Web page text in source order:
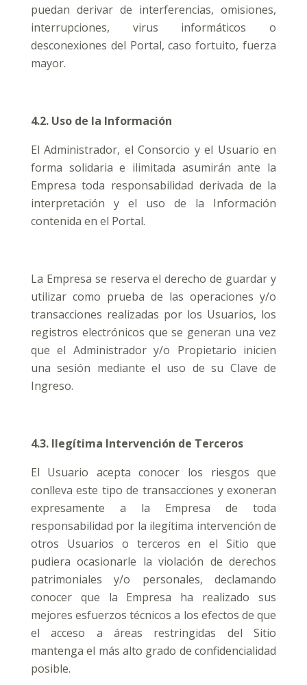
puedan derivar de interferencias, omisiones,
interrupciones, virus informáticos o
desconexiones del Portal, caso fortuito, fuerza
mayor.
4.2. Uso de la Información
El Administrador, el Consorcio y el Usuario en
forma solidaria e ilimitada asumirán ante la
Empresa toda responsabilidad derivada de la
interpretación y el uso de la Información
contenida en el Portal.
La Empresa se reserva el derecho de guardar y
utilizar como prueba de las operaciones y/o
transacciones realizadas por los Usuarios, los
registros electrónicos que se generan una vez
que el Administrador y/o Propietario inicien
una sesión mediante el uso de su Clave de
Ingreso.
4.3. Ilegítima Intervención de Terceros
El Usuario acepta conocer los riesgos que
conlleva este tipo de transacciones y exoneran
expresamente a la Empresa de toda
responsabilidad por la ilegítima intervención de
otros Usuarios o terceros en el Sitio que
pudiera ocasionarle la violación de derechos
patrimoniales y/o personales, declamando
conocer que la Empresa ha realizado sus
mejores esfuerzos técnicos a los efectos de que
el acceso a áreas restringidas del Sitio
mantenga el más alto grado de confidencialidad
posible.